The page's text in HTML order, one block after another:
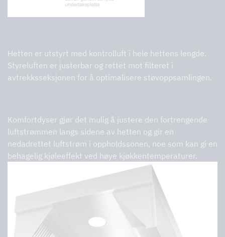
Hetten er utstyrt med kontrolluft i hele hettens lengde.
Styreluften er justerbar og rettet mot filteret i
avtrekksseksjonen for å optimalisere støvoppsamlingen.
Komfortdyser gjør det mulig å justere den fortrengende
luftstrømmen langs sidene av hetten og gir en
nedadrettet luftstrøm i oppholdssonen, noe som kan gi en
behagelig kjøleeffekt ved høye kjøkkentemperaturer.